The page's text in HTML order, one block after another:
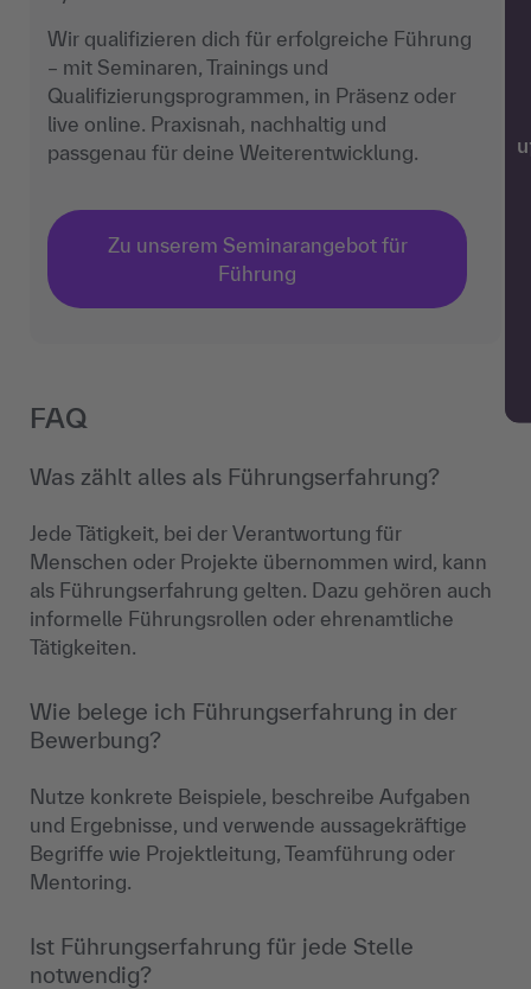
Wir qualifizieren dich für erfolgreiche Führung
– mit Seminaren, Trainings und
Qualifizierungsprogrammen, in Präsenz oder
live online. Praxisnah, nachhaltig und
passgenau für deine Weiterentwicklung.
Zu unserem Seminarangebot für
Führung
FAQ
Was zählt alles als Führungserfahrung?
Jede Tätigkeit, bei der Verantwortung für
Menschen oder Projekte übernommen wird, kann
als Führungserfahrung gelten. Dazu gehören auch
informelle Führungsrollen oder ehrenamtliche
Tätigkeiten.
Wie belege ich Führungserfahrung in der
Bewerbung?
Nutze konkrete Beispiele, beschreibe Aufgaben
und Ergebnisse, und verwende aussagekräftige
Begriffe wie Projektleitung, Teamführung oder
Mentoring.
Ist Führungserfahrung für jede Stelle
notwendig?